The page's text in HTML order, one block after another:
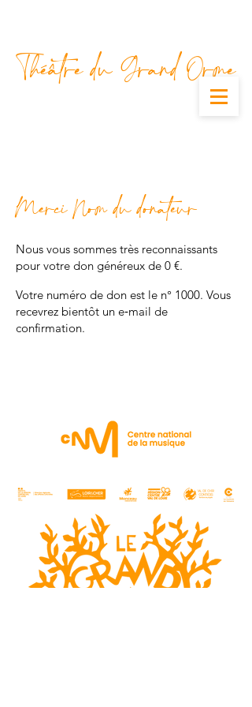
Théâtre du Grand Orme
Merci Nom du donateur
Nous vous sommes très reconnaissants
pour votre don généreux de 0 €.
Votre numéro de don est le n° 1000. Vous
recevrez bientôt un e‑mail de
confirmation.